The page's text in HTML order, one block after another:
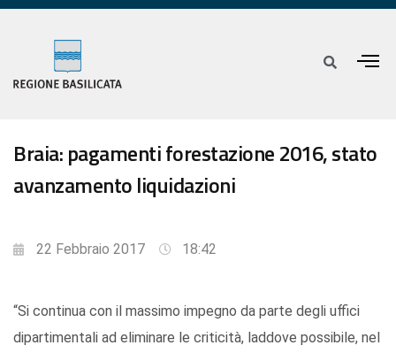
Braia: pagamenti forestazione 2016, stato
avanzamento liquidazioni
22 Febbraio 2017 18:42
“Si continua con il massimo impegno da parte degli uffici
dipartimentali ad eliminare le criticità, laddove possibile, nel